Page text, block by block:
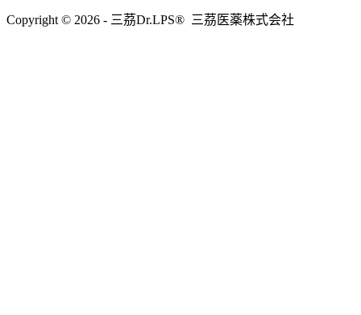
Copyright © 2026 - 三茘Dr.LPS® 三茘医薬株式会社